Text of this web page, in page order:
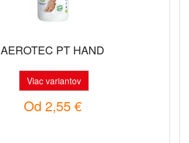
AEROTEC PT HAND
Viac variantov
Od 2,55 €